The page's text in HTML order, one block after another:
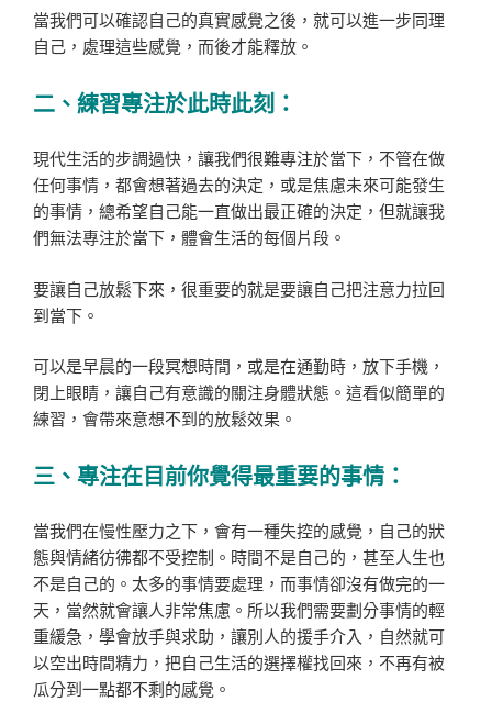
當我們可以確認自己的真實感覺之後，就可以進一步同理
自己，處理這些感覺，而後才能釋放。
二、練習專注於此時此刻：
現代生活的步調過快，讓我們很難專注於當下，不管在做
任何事情，都會想著過去的決定，或是焦慮未來可能發生
的事情，總希望自己能一直做出最正確的決定，但就讓我
們無法專注於當下，體會生活的每個片段。
要讓自己放鬆下來，很重要的就是要讓自己把注意力拉回
到當下。
可以是早晨的一段冥想時間，或是在通勤時，放下手機，
閉上眼睛，讓自己有意識的關注身體狀態。這看似簡單的
練習，會帶來意想不到的放鬆效果。
三、專注在目前你覺得最重要的事情：
當我們在慢性壓力之下，會有一種失控的感覺，自己的狀
態與情緒彷彿都不受控制。時間不是自己的，甚至人生也
不是自己的。太多的事情要處理，而事情卻沒有做完的一
天，當然就會讓人非常焦慮。所以我們需要劃分事情的輕
重緩急，學會放手與求助，讓別人的援手介入，自然就可
以空出時間精力，把自己生活的選擇權找回來，不再有被
瓜分到一點都不剩的感覺。